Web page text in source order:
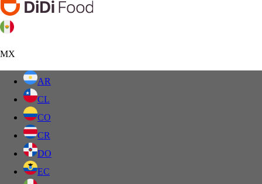
MX
AR
CL
CO
CR
DO
EC